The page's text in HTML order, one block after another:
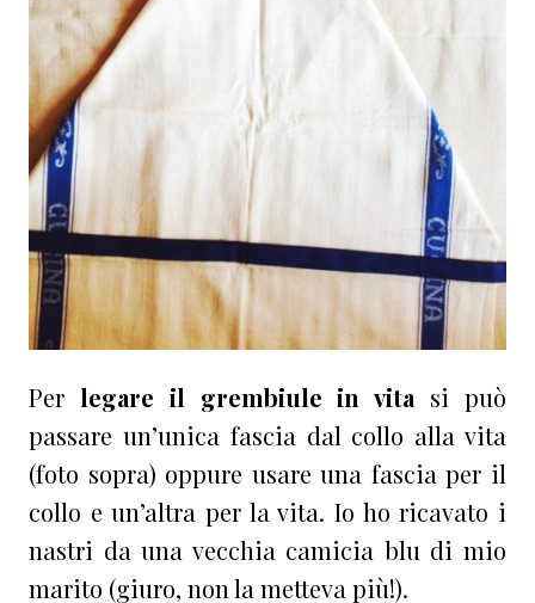
Per legare il grembiule in vita si può
passare un’unica fascia dal collo alla vita
(foto sopra) oppure usare una fascia per il
collo e un’altra per la vita. Io ho ricavato i
nastri da una vecchia camicia blu di mio
marito (giuro, non la metteva più!).